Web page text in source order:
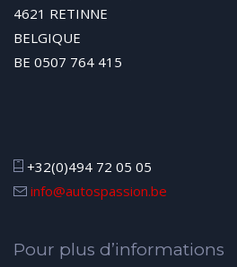
4621 RETINNE
BELGIQUE
BE 0507 764 415
+32(0)494 72 05 05
info@autospassion.be
Pour plus d’informations